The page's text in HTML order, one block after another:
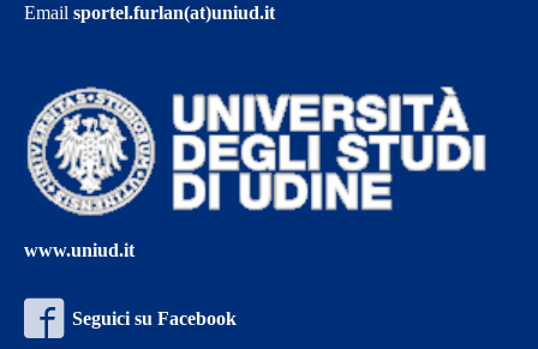
Emailsportel.furlan(at)uniud.it
www.uniud.it
Seguici su Facebook